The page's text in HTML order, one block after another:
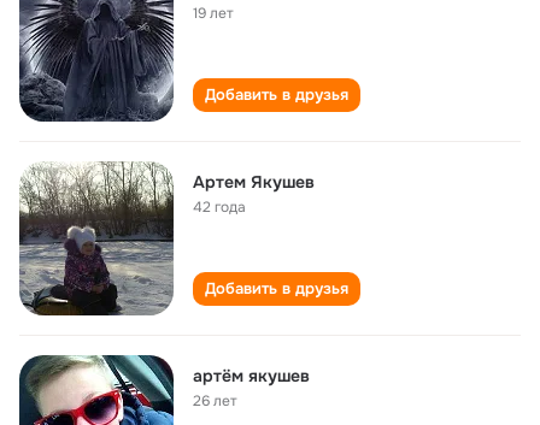
19 лет
Добавить в друзья
Артем Якушев
42 года
Добавить в друзья
артём якушев
26 лет